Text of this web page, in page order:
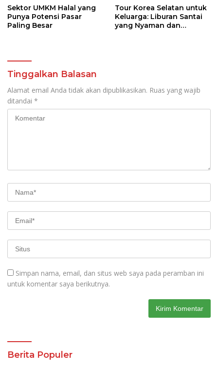
Sektor UMKM Halal yang
Punya Potensi Pasar
Paling Besar
Tour Korea Selatan untuk
Keluarga: Liburan Santai
yang Nyaman dan
Tinggalkan Balasan
Alamat email Anda tidak akan dipublikasikan. Ruas yang wajib
ditandai *
Simpan nama, email, dan situs web saya pada peramban ini
untuk komentar saya berikutnya.
Berita Populer